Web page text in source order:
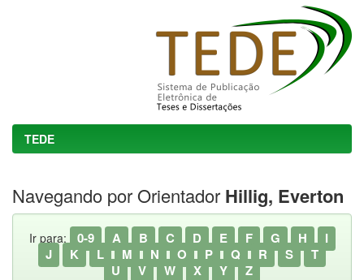
TEDE
Navegando por Orientador Hillig, Everton
Ir para: 0-9 A B C D E F G H
I
J
K L M N O P Q R S
T
U
V W X Y Z